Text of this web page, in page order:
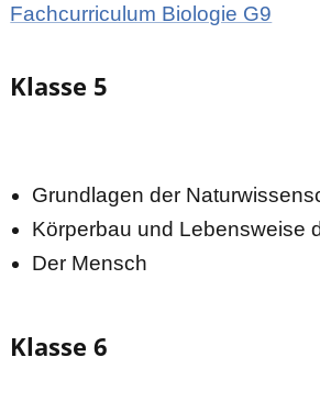
Fachcurriculum Biologie G9
Klasse 5
Grundlagen der
Körperbau und Lebensweise
Der Mensch
Klasse 6